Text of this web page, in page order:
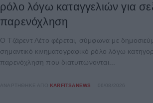
ρόλο λόγω καταγγελιών για
παρενόχληση
Ο Τζάρεντ Λέτο φέρεται, σύμφωνα με
σημαντικό κινηματογραφικό ρόλο λόγω
παρενόχληση που διατυπώνονται...
ΑΝΑΡΤΉΘΗΚΕ ΑΠΌ KARFITSANEWS